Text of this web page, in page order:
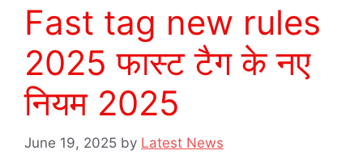
Fast tag new rules
2025 फास्ट टैग के नए
नियम 2025
June 19, 2025 by Latest News